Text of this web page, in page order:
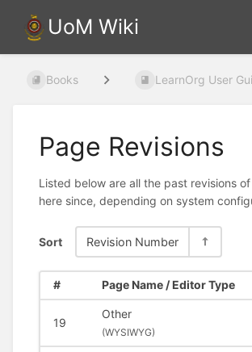
UoM Wiki
Books LearnOrg User
Page Revisions
Listed below are all the past revisions
here since, depending on system
Sort Revision Number
# Page Name / Editor Type
19
Other
(WYSIWYG)